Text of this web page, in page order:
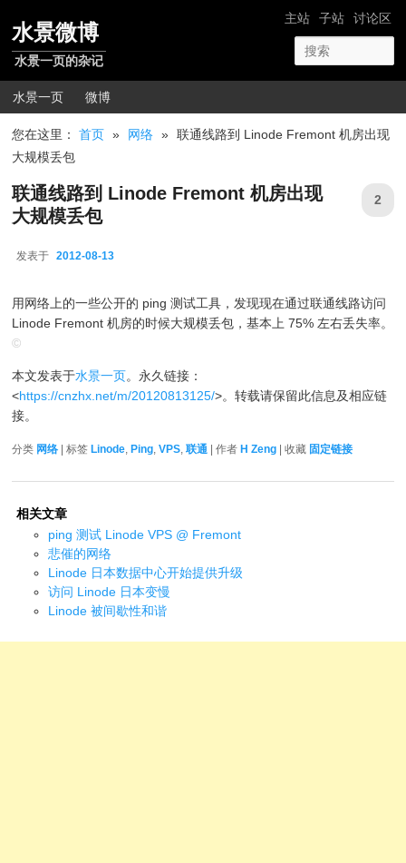
网站导航
主站 子站 讨论区
水景微博
水景一页的杂记
主菜单
水景一页 微博
您在这里：首页 » 网络 » 联通线路到 Linode Fremont 机房出现
大规模丢包
联通线路到 Linode Fremont 机房出现
大规模丢包
发表于 2012-08-13
2
用网络上的一些公开的 ping 测试工具，发现现在通过联通线路访问
Linode Fremont 机房的时候大规模丢包，基本上 75% 左右丢失率。
©
本文发表于水景一页。永久链接：
<https://cnzhx.net/m/20120813125/>。转载请保留此信息及相应链
接。
分类 网络 | 标签 Linode, Ping,VPS,联通 | 作者 H Zeng | 收藏 固定链接
相关文章
ping 测试 Linode VPS @ Fremont
悲催的网络
Linode 日本数据中心开始提供升级
访问 Linode 日本变慢
Linode 被间歇性和谐